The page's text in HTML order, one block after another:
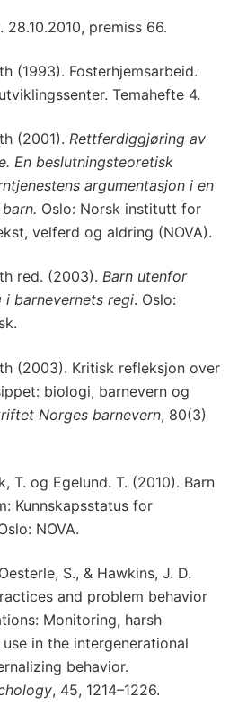
premiss 66.
(1993). Fosterhjemsarbeid.
Temahefte 4.
(2001). Rettferdiggjøring av
En beslutningsteoretisk
argumentasjon i en
Oslo: Norsk institutt for
velferd og aldring (NOVA).
red. (2003). Barn utenfor
i barnevernets regi. Oslo:
(2003). Kritisk refleksjon over
biologi, barnevern og
Norges barnevern, 80(3)
T. og Egelund. T. (2010). Barn
Kunnskapsstatus for
NOVA.
S., & Hawkins, J. D.
and problem behavior
Monitoring, harsh
in the intergenerational
behavior.
, 45, 1214–1226.